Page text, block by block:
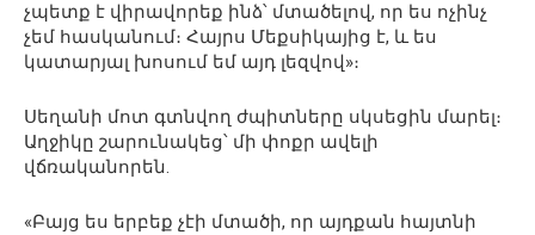
չպետք է վիրավորեք ինձ՝ մտածելով, որ ես ոչինչ
չեմ հասկանում։ Հայրս Մեքսիկայից է, և ես
կատարյալ խոսում եմ այդ լեզվով»։
Սեղանի մոտ գտնվող ժպիտները սկսեցին մարել։
Աղջիկը շարունակեց՝ մի փոքր ավելի
վճռականորեն.
«Բայց ես երբեք չէի մտածի, որ այդքան հայտնի